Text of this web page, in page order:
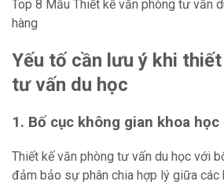
Top 8 Mẫu Thiết kế văn phòng tư vấn
hàng
Yếu tố cần lưu ý khi
tư vấn du học
1. Bố cục không gian khoa học
Thiết kế văn phòng tư vấn du học với
đảm bảo sự phân chia hợp lý giữa các